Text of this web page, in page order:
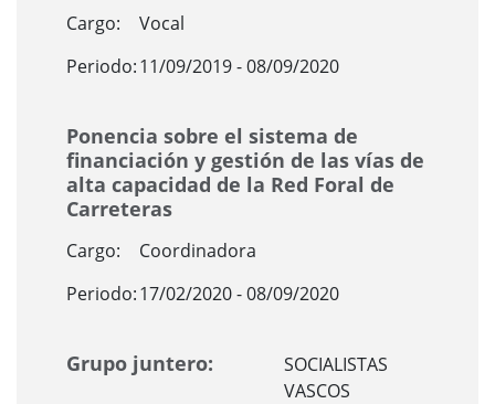
Cargo:
Vocal
Periodo:11/09/2019 - 08/09/2020
Ponencia sobre el sistema de
financiación y gestión de las vías de
alta capacidad de la Red Foral de
Carreteras
Cargo:
Coordinadora
Periodo:17/02/2020 - 08/09/2020
Grupo juntero:
SOCIALISTAS
VASCOS